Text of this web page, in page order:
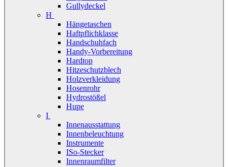
Gullydeckel
H
Hängetaschen
Haftpflichklasse
Handschuhfach
Handy-Vorbereitung
Hardtop
Hitzeschutzblech
Holzverkleidung
Hosenrohr
Hydrostößel
Hupe
I
Innenausstattung
Innenbeleuchtung
Instrumente
ISo-Stecker
Innenraumfilter